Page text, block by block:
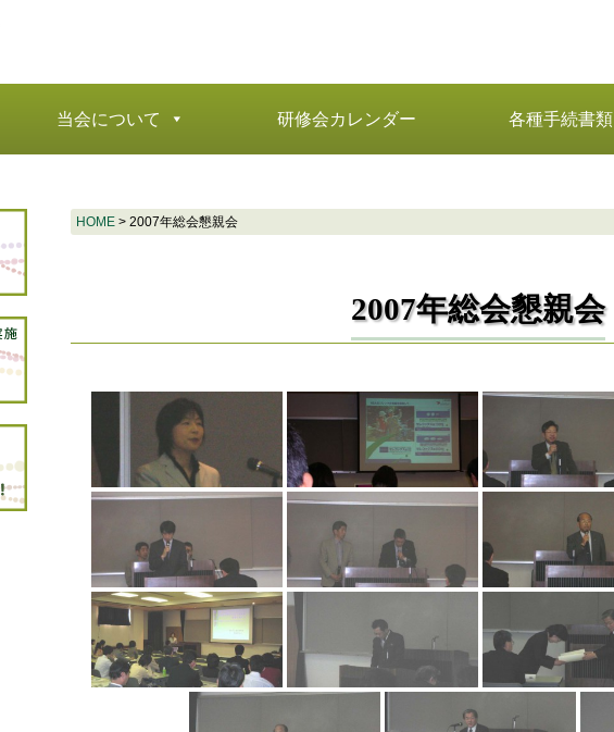
当会について 研修会カレンダー 各種手続書類
HOME > 2007年総会懇親会
2007年総会懇親会